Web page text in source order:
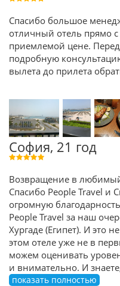
Спасибо большое
отличный отель прямо
приемлемой цене.
подробную
вылета до прилета
София, 21 год
Возвращение в
Спасибо People Travel и
огромную
People Travel за наш
Хургаде (Египет). И это
этом отеле уже не в
можем оценивать
и внимательно. И
показать полностью